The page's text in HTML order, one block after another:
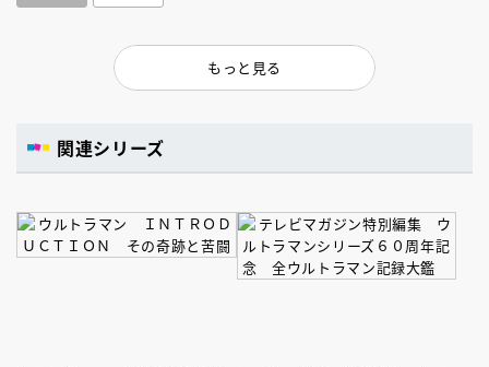
もっと見る
関連シリーズ